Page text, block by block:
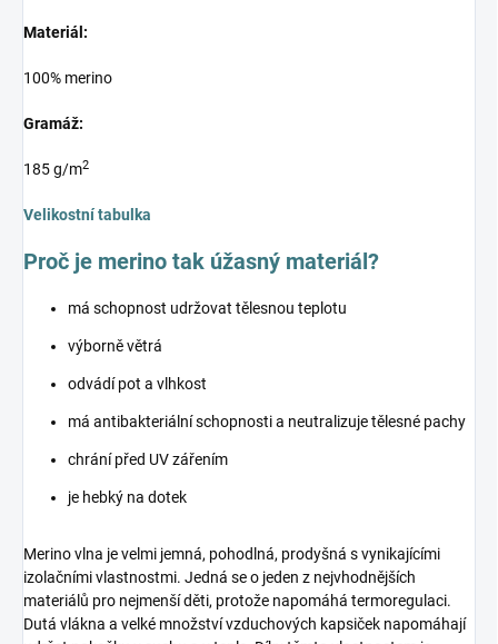
Materiál:
100% merino
Gramáž:
185 g/m2
Velikostní tabulka
Proč je merino tak úžasný materiál?
má schopnost udržovat tělesnou teplotu
výborně větrá
odvádí pot a vlhkost
má antibakteriální schopnosti a neutralizuje tělesné pachy
chrání před UV zářením
je hebký na dotek
Merino vlna je velmi jemná, pohodlná, prodyšná s vynikajícími
izolačními vlastnostmi. Jedná se o jeden z nejvhodnějších
materiálů pro nejmenší děti, protože napomáhá termoregulaci.
Dutá vlákna a velké množství vzduchových kapsiček napomáhají